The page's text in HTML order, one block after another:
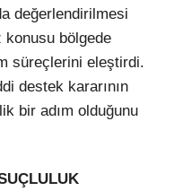
değerlendirilmesi
bölgede
süreçlerini eleştirdi.
destek kararının
bir adım olduğunu